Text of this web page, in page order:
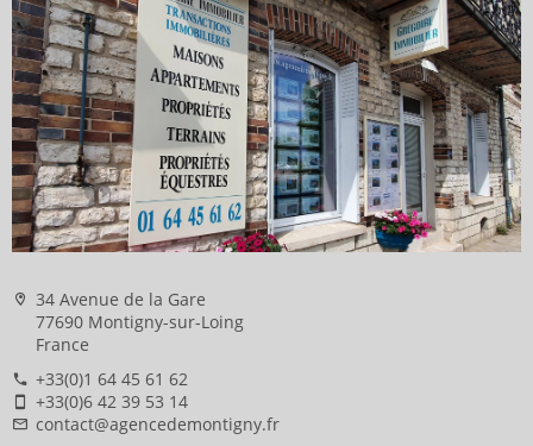
34 Avenue de la Gare
77690 Montigny-sur-Loing
France
+33(0)1 64 45 61 62
+33(0)6 42 39 53 14
contact@agencedemontigny.fr